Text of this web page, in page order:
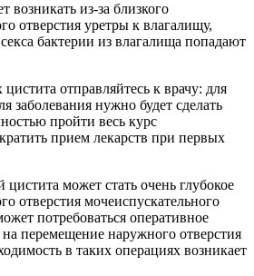
из-за близкого
отверстия уретры к влагалищу,
бактерии из влагалища попадают
отправляйтесь к врачу: для
заболевания нужно будет сделать
пройти весь курс
прием лекарств при первых
может стать очень глубокое
отверстия мочеиспускательного
потребоваться оперативное
перемещение наружного отверстия
в таких операциях возникает